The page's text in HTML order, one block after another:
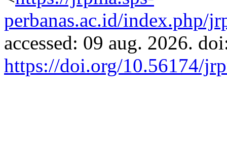
perbanas.ac.id/index.php/
accessed: 09 aug. 2026.
https://doi.org/10.56174/